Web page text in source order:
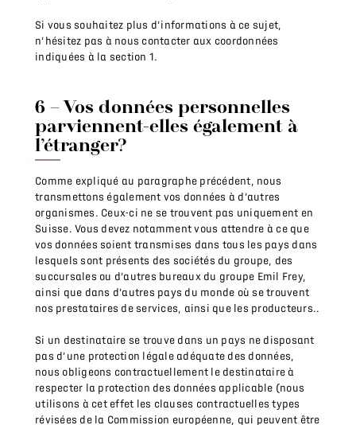
Si vous souhaitez plus d’informations à ce sujet,
n’hésitez pas à nous contacter aux coordonnées
indiquées à la section 1.
6 – Vos données personnelles
parviennent-elles également à
l’étranger?
Comme expliqué au paragraphe précédent, nous
transmettons également vos données à d’autres
organismes. Ceux-ci ne se trouvent pas uniquement en
Suisse. Vous devez notamment vous attendre à ce que
vos données soient transmises dans tous les pays dans
lesquels sont présents des sociétés du groupe, des
succursales ou d’autres bureaux du groupe Emil Frey,
ainsi que dans d’autres pays du monde où se trouvent
nos prestataires de services, ainsi que les producteurs..
Si un destinataire se trouve dans un pays ne disposant
pas d’une protection légale adéquate des données,
nous obligeons contractuellement le destinataire à
respecter la protection des données applicable (nous
utilisons à cet effet les clauses contractuelles types
révisées de la Commission européenne, qui peuvent être